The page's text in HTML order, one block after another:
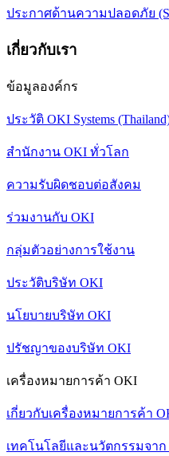
ประกาศด้านความปลอดภัย
เกี่ยวกับเรา
ข้อมูลองค์กร
ประวัติ OKI Systems
สำนักงาน OKI ทั่วโลก
ความรับผิดชอบต่อสังคม
ร่วมงานกับ OKI
กลุ่มตัวอย่างการใช้งาน
ประวัติบริษัท OKI
นโยบายบริษัท OKI
ปรัชญาของบริษัท OKI
เครื่องหมายการค้า OKI
เกี่ยวกับเครื่องหมายการค้า
เทคโนโลยีและนวัตกรรมจาก